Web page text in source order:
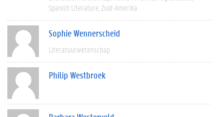
Spanish Literature Zuid-Amerika
Sophie Wennerscheid
Literatuurwetenschap
Philip Westbroek